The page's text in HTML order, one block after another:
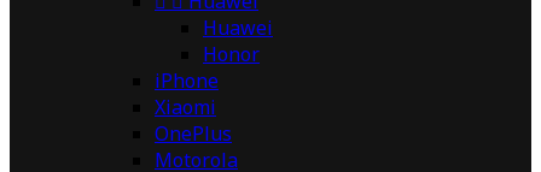
Huawei
Honor
iPhone
Xiaomi
OnePlus
Motorola